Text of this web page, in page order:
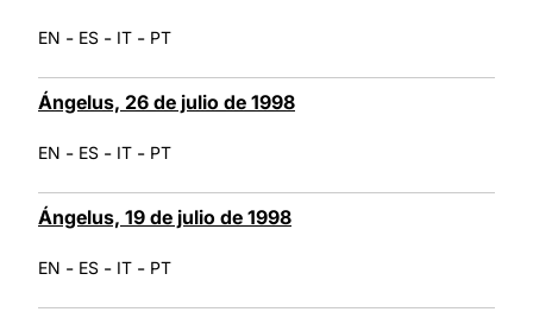
EN - ES - IT - PT
Ángelus, 26 de julio de 1998
EN - ES - IT - PT
Ángelus, 19 de julio de 1998
EN - ES - IT - PT